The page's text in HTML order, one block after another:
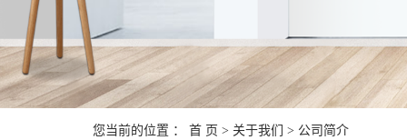
您当前的位置 ： 首 页 > 关于我们 > 公司简介